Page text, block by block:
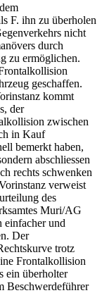
F. ihn zu überholen
nicht
durch
zu ermöglichen.
geschaffen.
kommt
der
zwischen
in Kauf
bemerkt haben,
abschliessen
rechts schwenken
verweist
des
Muri/AG
einfacher und
Der
trotz
Frontalkollision
ein überholter
Beschwerdeführer